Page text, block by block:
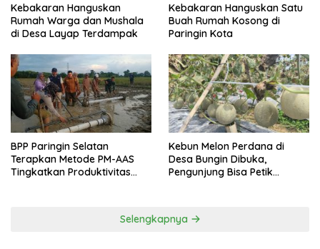
Kebakaran Hanguskan
Rumah Warga dan Mushala
di Desa Layap Terdampak
Kebakaran Hanguskan Satu
Buah Rumah Kosong di
Paringin Kota
BPP Paringin Selatan
Terapkan Metode PM-AAS
Tingkatkan Produktivitas
Kebun Melon Perdana di
Desa Bungin Dibuka,
Pengunjung Bisa Petik
Selengkapnya